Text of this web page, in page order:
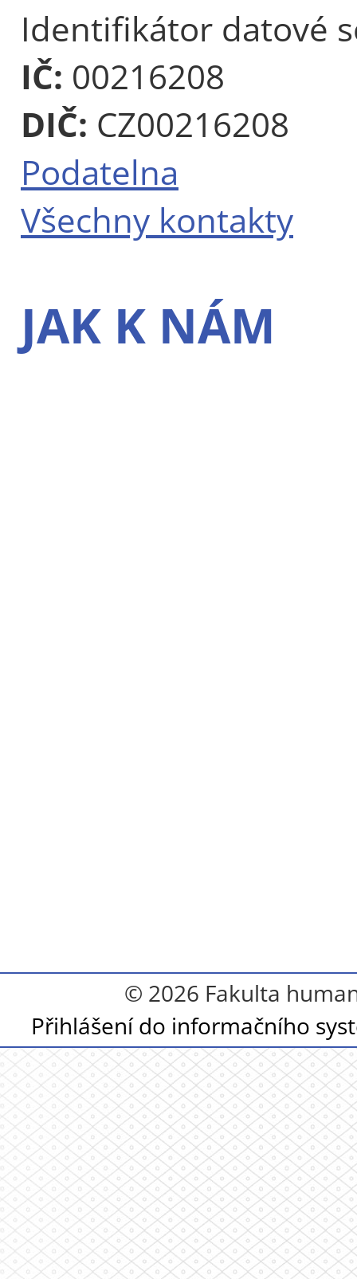
Identifikátor datové
IČ: 00216208
DIČ: CZ00216208
Podatelna
Všechny kontakty
JAK K NÁM
© 2026 Fakulta
Přihlášení do informačního